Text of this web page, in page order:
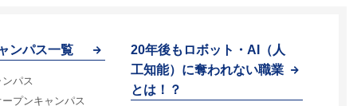
ンパス一覧
パス
プンキャンパス
20年後もロボット・AI（人
工知能）に奪われない職業
とは！？